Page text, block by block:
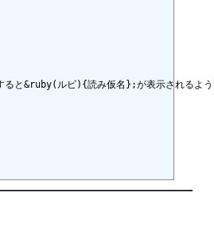
ルビ){読み仮名};が表示されるよう